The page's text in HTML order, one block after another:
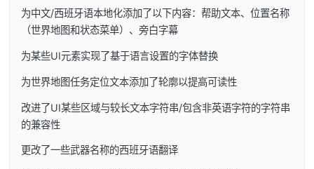
为中文/西班牙语本地化添加了以下内容：帮助文本、位置名称
（世界地图和状态菜单）、旁白字幕
为某些UI元素实现了基于语言设置的字体替换
为世界地图任务定位文本添加了轮廓以提高可读性
改进了UI某些区域与较长文本字符串/包含非英语字符的字符串
的兼容性
更改了一些武器名称的西班牙语翻译